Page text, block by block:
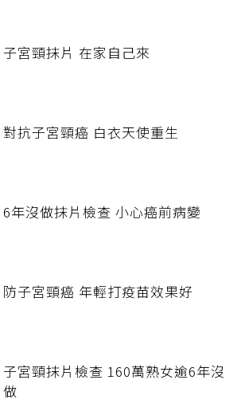
子宮頸抹片 在家自己來
對抗子宮頸癌 白衣天使重生
6年沒做抹片檢查 小心癌前病變
防子宮頸癌 年輕打疫苗效果好
子宮頸抹片檢查 160萬熟女逾6年沒
做